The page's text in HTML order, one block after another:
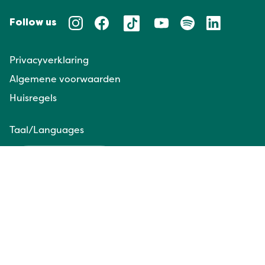
Follow us
Privacyverklaring
Algemene voorwaarden
Huisregels
Taal/Languages